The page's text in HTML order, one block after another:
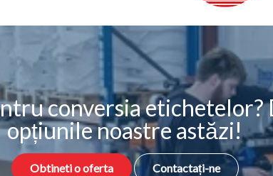
conversia etichetelor?
opțiunile noastre astăzi!
Obtineti o oferta Contactați-ne